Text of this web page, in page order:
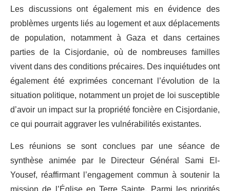
Les discussions ont également mis en évidence des
problèmes urgents liés au logement et aux déplacements
de population, notamment à Gaza et dans certaines
parties de la Cisjordanie, où de nombreuses familles
vivent dans des conditions précaires. Des inquiétudes ont
également été exprimées concernant l’évolution de la
situation politique, notamment un projet de loi susceptible
d’avoir un impact sur la propriété foncière en Cisjordanie,
ce qui pourrait aggraver les vulnérabilités existantes.
Les réunions se sont conclues par une séance de
synthèse animée par le Directeur Général Sami El-
Yousef, réaffirmant l’engagement commun à soutenir la